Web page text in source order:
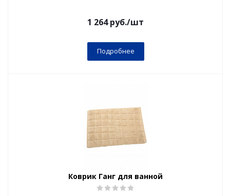
1 264руб./шт
Подробнее
Коврик Ганг для ванной